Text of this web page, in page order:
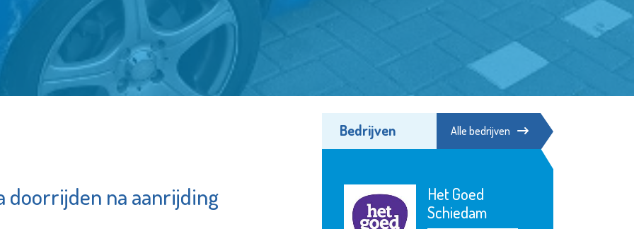
doorrijden na aanrijding
Bedrijven Alle bedrijven
Schiedam
Waterklaar
Het Goed
Schiedam